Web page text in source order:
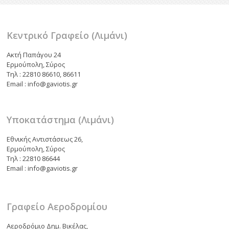
ε
Κεντρικό Γραφείο (Λιμάνι)
Ακτή Παπάγου 24
Ερμούπολη, Σύρος
Τηλ : 22810 86610, 86611
Email : info@gaviotis.gr
Υποκατάστημα (Λιμάνι)
Εθνικής Αντιστάσεως 26,
Ερμούπολη, Σύρος
Τηλ : 22810 86644
Email : info@gaviotis.gr
Γραφείο Αεροδρομίου
Αεροδρόμιο Δημ. Βικέλας,